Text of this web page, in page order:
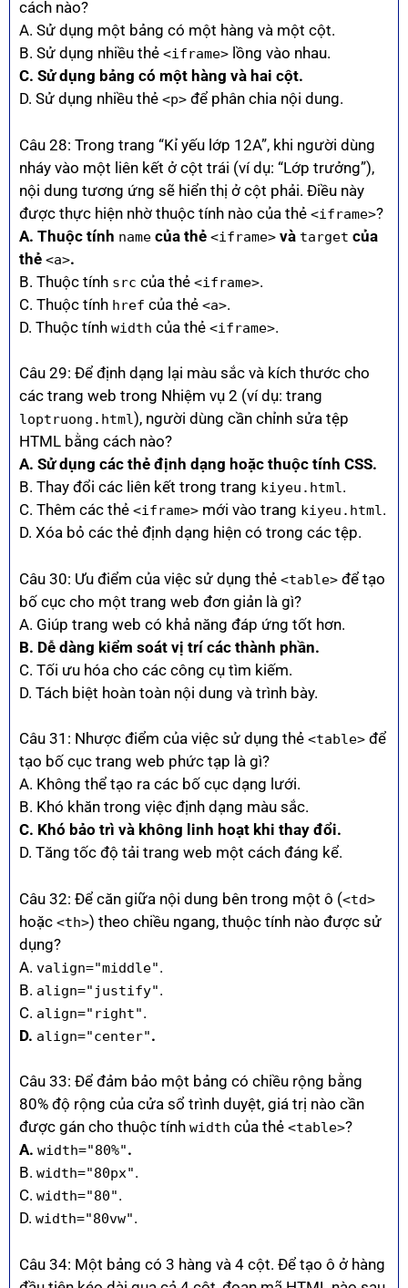
cách nào?
A. Sử dụng một bảng có một hàng và một cột.
B. Sử dụng nhiều thẻ <iframe> lồng vào nhau.
C. Sử dụng bảng có một hàng và hai cột.
D. Sử dụng nhiều thẻ <p> để phân chia nội dung.
Câu 28: Trong trang “Kỉ yếu lớp 12A”, khi người dùng
nháy vào một liên kết ở cột trái (ví dụ: “Lớp trưởng”),
nội dung tương ứng sẽ hiển thị ở cột phải. Điều này
được thực hiện nhờ thuộc tính nào của thẻ <iframe>?
A. Thuộc tính name của thẻ <iframe> và target của
thẻ <a>.
B. Thuộc tính src của thẻ <iframe>.
C. Thuộc tính href của thẻ <a>.
D. Thuộc tính width của thẻ <iframe>.
Câu 29: Để định dạng lại màu sắc và kích thước cho
các trang web trong Nhiệm vụ 2 (ví dụ: trang
loptruong.html), người dùng cần chỉnh sửa tệp
HTML bằng cách nào?
A. Sử dụng các thẻ định dạng hoặc thuộc tính CSS.
B. Thay đổi các liên kết trong trang kiyeu.html.
C. Thêm các thẻ <iframe> mới vào trang kiyeu.html.
D. Xóa bỏ các thẻ định dạng hiện có trong các tệp.
Câu 30: Ưu điểm của việc sử dụng thẻ <table> để tạo
bố cục cho một trang web đơn giản là gì?
A. Giúp trang web có khả năng đáp ứng tốt hơn.
B. Dễ dàng kiểm soát vị trí các thành phần.
C. Tối ưu hóa cho các công cụ tìm kiếm.
D. Tách biệt hoàn toàn nội dung và trình bày.
Câu 31: Nhược điểm của việc sử dụng thẻ <table> để
tạo bố cục trang web phức tạp là gì?
A. Không thể tạo ra các bố cục dạng lưới.
B. Khó khăn trong việc định dạng màu sắc.
C. Khó bảo trì và không linh hoạt khi thay đổi.
D. Tăng tốc độ tải trang web một cách đáng kể.
Câu 32: Để căn giữa nội dung bên trong một ô (<td>
hoặc <th>) theo chiều ngang, thuộc tính nào được sử
dụng?
A. valign="middle".
B. align="justify".
C. align="right".
D. align="center".
Câu 33: Để đảm bảo một bảng có chiều rộng bằng
80% độ rộng của cửa sổ trình duyệt, giá trị nào cần
được gán cho thuộc tính width của thẻ <table>?
A. width="80%".
B. width="80px".
C. width="80".
D. width="80vw".
Câu 34: Một bảng có 3 hàng và 4 cột. Để tạo ô ở hàng